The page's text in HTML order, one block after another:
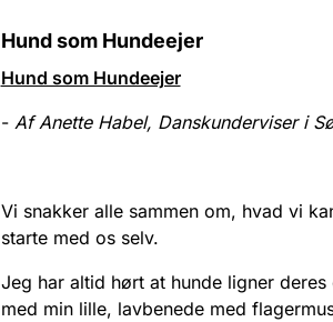
Hund som Hundeejer
Hund som Hundeejer
-Af Anette Habel, Danskunderviser i
Vi snakker alle sammen om, hvad vi
starte med os selv.
Jeg har altid hørt at hunde ligner
med min lille, lavbenede med